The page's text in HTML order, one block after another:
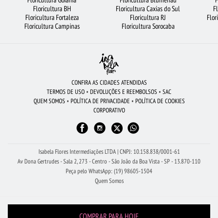
FLORICULTURA CURITIBA FLORICULTURA PORTO ALEGRE URSO DE PELÚCIA
MAIS BUSCADOS CESTA DE CAFÉ DA MANHÃ
FLORES DO CAMPO
FLORICULTURA SANTOS FLORICULTURA BARUERI RAMALHETE DE FLORES
FLORICULTURA GOIÂNIA FLORES
FLORICULTURA UBERLÂNDIA VIOLETA FLORICULTURA RIBEIRÃO PRETO
Floricultura BH
Floricultura Fortaleza
Floricultura Campinas
Floricultura Caxias do Sul
Floricultura RJ
Floricultura Sorocaba
CONFIRA AS CIDADES ATENDIDAS
TERMOS DE USO • DEVOLUÇÕES E REEMBOLSOS • SAC
QUEM SOMOS • POLÍTICA DE PRIVACIDADE • POLÍTICA DE COOKIES
CORPORATIVO
Isabela Flores Intermediações LTDA | CNPJ: 10.158.838/0001-61
Av Dona Gertrudes - Sala 2, 273 - Centro - São João da Boa Vista - SP - 13.870-110
Peça pelo WhatsApp: (19) 98605-1504
Quem Somos
COMPRAR PARA HOJE